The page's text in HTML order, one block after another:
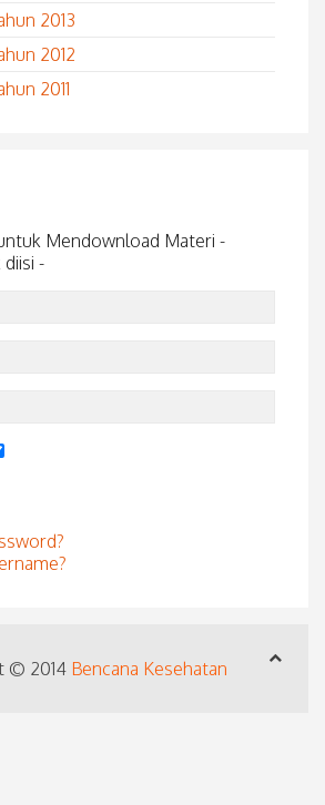
2013
2012
2011
Mendownload Materi -
-
© 2014 Bencana Kesehatan